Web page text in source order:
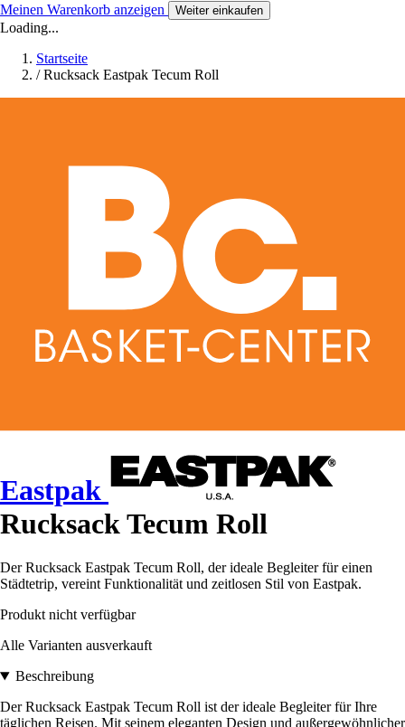
Meinen Warenkorb anzeigen Weiter einkaufen
Loading...
Startseite
/ Rucksack Eastpak Tecum Roll
Eastpak
Rucksack Tecum Roll
Der Rucksack Eastpak Tecum Roll, der ideale Begleiter für einen
Städtetrip, vereint Funktionalität und zeitlosen Stil von Eastpak.
Produkt nicht verfügbar
Alle Varianten ausverkauft
Beschreibung
Der Rucksack Eastpak Tecum Roll ist der ideale Begleiter für Ihre
täglichen Reisen. Mit seinem eleganten Design und außergewöhnlicher